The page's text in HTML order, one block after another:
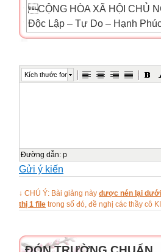
CỘNG HÒA XÃ HỘI CHỦ
Độc Lập – Tự Do – Hạnh


dục và Đào tạo về việc ban
giảng e-Learning lần thứ 4,
thứ 4 cụ thể như sau:
1. Mục đích, yêu cầu
- Đẩy mạnh phong trào ứng
Kích thước font
Đường dẫn: p
Gửi ý kiến
↓ CHÚ Ý: Bài giảng này được nén lại
thị 1 file trong số đó, đề nghị các thầy cô